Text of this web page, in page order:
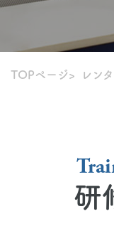
TOPページ レン
研